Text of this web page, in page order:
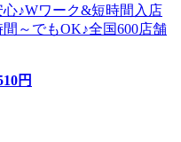
♪Wワーク&短時間入店
～でもOK♪全国600店舗
円